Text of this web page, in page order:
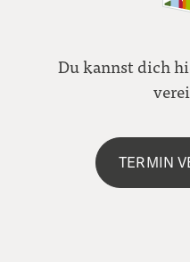
Du kannst dich
TERMIN